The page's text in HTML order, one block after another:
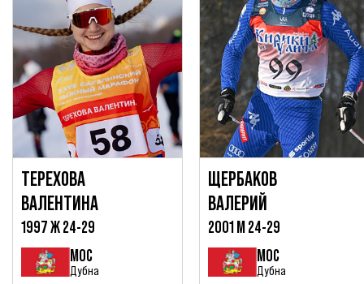
ТЕРЕХОВА
ВАЛЕНТИНА
1997 Ж 24-29
МОС
Дубна
ЩЕРБАКОВ
ВАЛЕРИЙ
2001 М 24-29
МОС
Дубна